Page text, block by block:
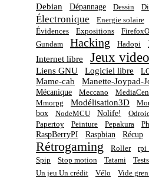
Debian Dépannage Dessin
Électronique Energie solaire
Évidences
Expositions
Gundam
Hacking Hadopi
Internet libre Jeux video
Liens GNU Logiciel libre
Mame-cab Manette-Joypad-
Mécanique Meccano
Mmorpg Modélisation3D
box
NodeMCU Nolife!
Papertoy
Peinture Pepakura
RaspBerryPI Raspbian Récup
Rétrogaming Roller
Spip
Stop motion Tatami
Un jeu Un crédit Vélo Vide